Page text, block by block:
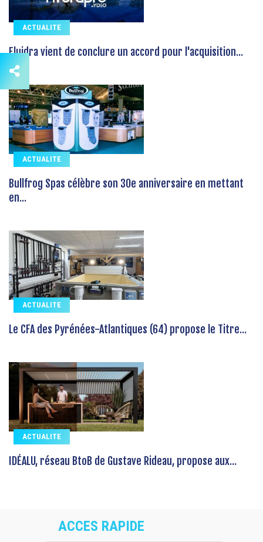
ACTUALITE
Fluidra vient de conclure un accord pour l'acquisition...
ACTUALITE
Bullfrog Spas célèbre son 30e anniversaire en mettant
en...
ACTUALITE
Le CFA des Pyrénées-Atlantiques (64) propose le Titre...
ACTUALITE
IDÉALU, réseau BtoB de Gustave Rideau, propose aux...
ACCES RAPIDE